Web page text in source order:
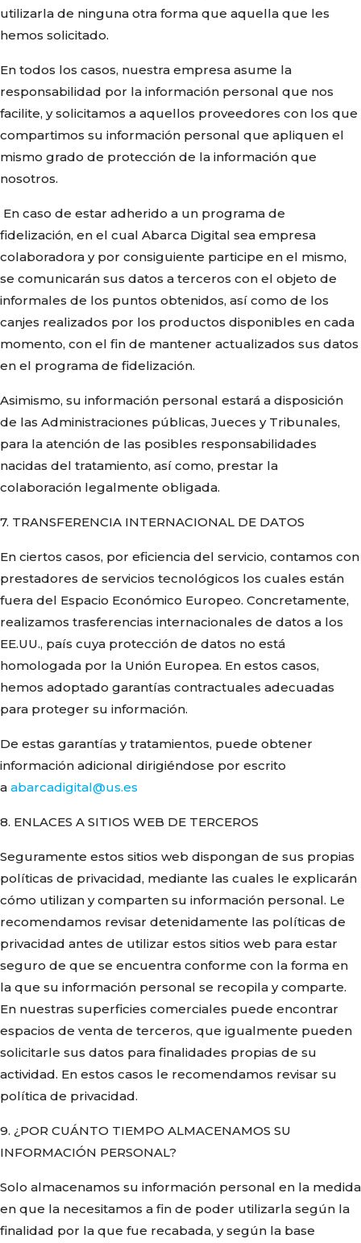
utilizarla de ninguna otra forma que aquella que les
hemos solicitado.
En todos los casos, nuestra empresa asume la
responsabilidad por la información personal que nos
facilite, y solicitamos a aquellos proveedores con los que
compartimos su información personal que apliquen el
mismo grado de protección de la información que
nosotros.
En caso de estar adherido a un programa de
fidelización, en el cual Abarca Digital sea empresa
colaboradora y por consiguiente participe en el mismo,
se comunicarán sus datos a terceros con el objeto de
informales de los puntos obtenidos, así como de los
canjes realizados por los productos disponibles en cada
momento, con el fin de mantener actualizados sus datos
en el programa de fidelización.
Asimismo, su información personal estará a disposición
de las Administraciones públicas, Jueces y Tribunales,
para la atención de las posibles responsabilidades
nacidas del tratamiento, así como, prestar la
colaboración legalmente obligada.
7. TRANSFERENCIA INTERNACIONAL DE DATOS
En ciertos casos, por eficiencia del servicio, contamos con
prestadores de servicios tecnológicos los cuales están
fuera del Espacio Económico Europeo. Concretamente,
realizamos trasferencias internacionales de datos a los
EE.UU., país cuya protección de datos no está
homologada por la Unión Europea. En estos casos,
hemos adoptado garantías contractuales adecuadas
para proteger su información.
De estas garantías y tratamientos, puede obtener
información adicional dirigiéndose por escrito
a abarcadigital@us.es
8. ENLACES A SITIOS WEB DE TERCEROS
Seguramente estos sitios web dispongan de sus propias
políticas de privacidad, mediante las cuales le explicarán
cómo utilizan y comparten su información personal. Le
recomendamos revisar detenidamente las políticas de
privacidad antes de utilizar estos sitios web para estar
seguro de que se encuentra conforme con la forma en
la que su información personal se recopila y comparte.
En nuestras superficies comerciales puede encontrar
espacios de venta de terceros, que igualmente pueden
solicitarle sus datos para finalidades propias de su
actividad. En estos casos le recomendamos revisar su
política de privacidad.
9. ¿POR CUÁNTO TIEMPO ALMACENAMOS SU
INFORMACIÓN PERSONAL?
Solo almacenamos su información personal en la medida
en que la necesitamos a fin de poder utilizarla según la
finalidad por la que fue recabada, y según la base